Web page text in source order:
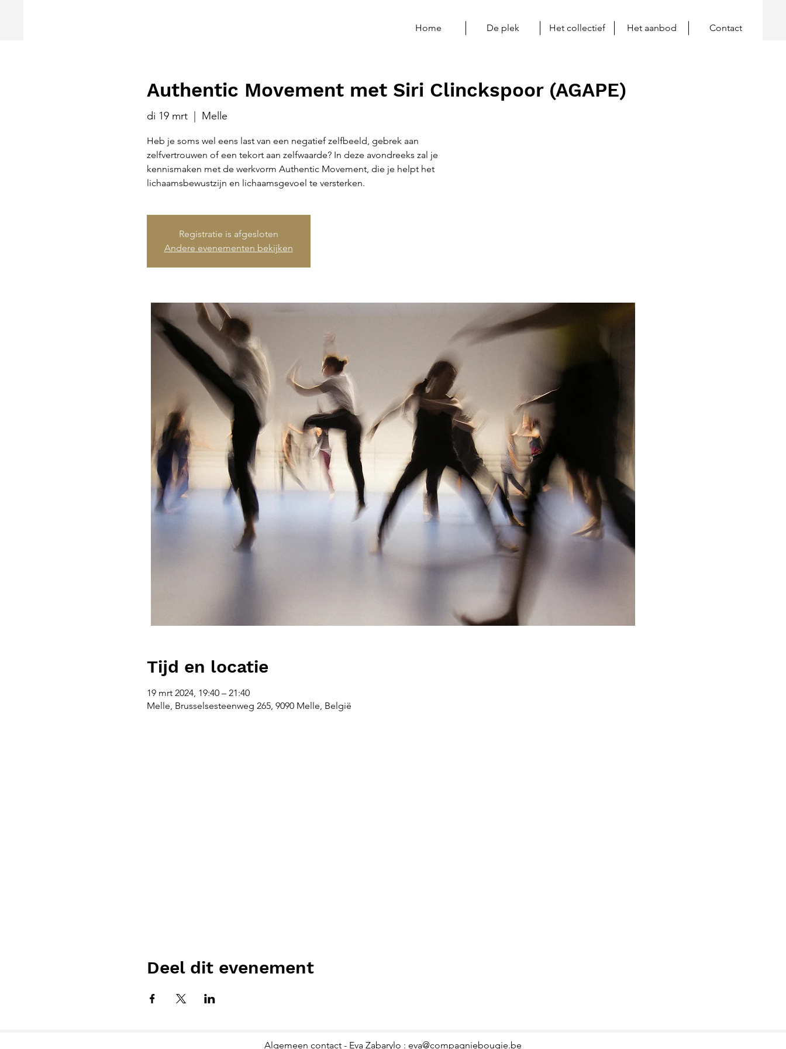
Home De plek Het collectief Het aanbod Contact
Authentic Movement met Siri Clinckspoor (AGAPE)
di 19 mrt
  |
Melle
Heb je soms wel eens last van een negatief zelfbeeld, gebrek aan
zelfvertrouwen of een tekort aan zelfwaarde? In deze avondreeks zal je
kennismaken met de werkvorm Authentic Movement, die je helpt het
lichaamsbewustzijn en lichaamsgevoel te versterken.
Registratie is afgesloten
Andere evenementen bekijken
Tijd en locatie
19 mrt 2024, 19:40 – 21:40
Melle, Brusselsesteenweg 265, 9090 Melle, België
Deel dit evenement
Algemeen contact - Eva Zabarylo : eva@compagniebougie.be